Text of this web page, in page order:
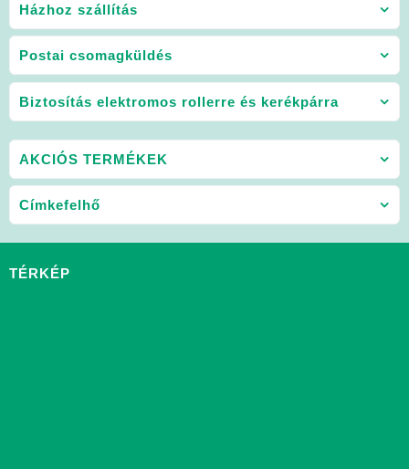
Házhoz szállítás
Postai csomagküldés
Biztosítás elektromos rollerre és kerékpárra
AKCIÓS TERMÉKEK
Címkefelhő
TÉRKÉP